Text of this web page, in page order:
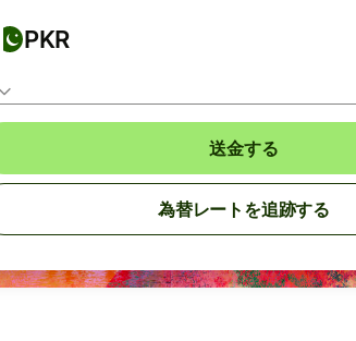
PKR
送金する
為替レートを追跡する